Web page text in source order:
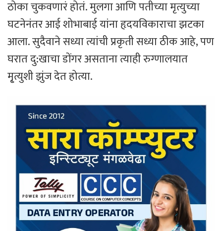
ठोका चुकवणारं होतं. मुलगा आणि पतीच्या मृत्युच्या
घटनेनंतर आई शोभाबाई यांना हृदयविकाराचा झटका
आला. सुदैवाने सध्या त्यांची प्रकृती सध्या ठीक आहे, पण
घरात दु:खाचा डोंगर असताना त्याही रुग्णालयात
मृ्त्युशी झुंज देत होत्या.